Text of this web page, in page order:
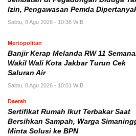
Izin, Pengawasan Pemda
Sabtu, 8 Agu 2026 - 10:38 WIB
Mertopolitan
Banjir Kerap Melanda RW 11
Wakil Wali Kota Jakbar Turun Cek
Saluran Air
Sabtu, 8 Agu 2026 - 10:01 WIB
Daerah
Sertifikat Rumah Ikut Terbakar Saat
Bersihkan Sampah, Warga
Minta Solusi ke BPN